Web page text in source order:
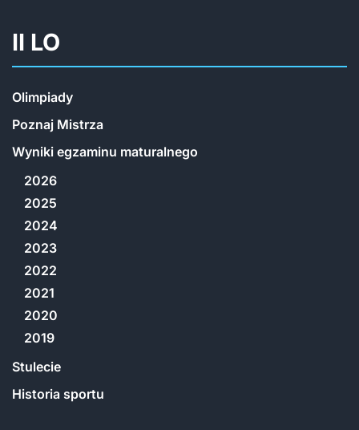
II LO
Olimpiady
Poznaj Mistrza
Wyniki egzaminu maturalnego
2026
2025
2024
2023
2022
2021
2020
2019
Stulecie
Historia sportu